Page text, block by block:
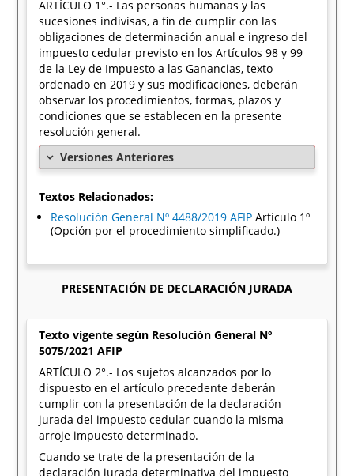
ARTÍCULO 1°.- Las personas humanas y las
sucesiones indivisas, a fin de cumplir con las
obligaciones de determinación anual e ingreso del
impuesto cedular previsto en los Artículos 98 y 99
de la Ley de Impuesto a las Ganancias, texto
ordenado en 2019 y sus modificaciones, deberán
observar los procedimientos, formas, plazos y
condiciones que se establecen en la presente
resolución general.
Versiones Anteriores
Textos Relacionados:
Resolución General Nº 4488/2019 AFIP Artículo 1º
(Opción por el procedimiento simplificado.)
PRESENTACIÓN DE DECLARACIÓN JURADA
Texto vigente según Resolución General Nº
5075/2021 AFIP
ARTÍCULO 2°.- Los sujetos alcanzados por lo
dispuesto en el artículo precedente deberán
cumplir con la presentación de la declaración
jurada del impuesto cedular cuando la misma
arroje impuesto determinado.
Cuando se trate de la presentación de la
declaración jurada determinativa del impuesto